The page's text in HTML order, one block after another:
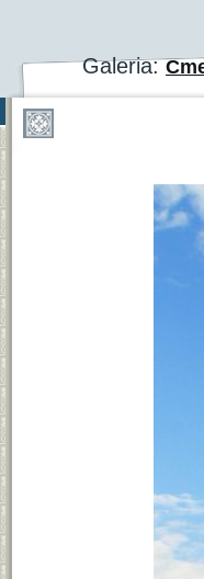
Galeria: